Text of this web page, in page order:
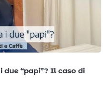
due “papi”? Il caso di